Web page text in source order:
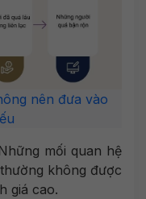
nên đưa vào
mối quan hệ
không được
giá cao.